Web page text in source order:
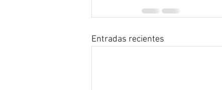
Entradas recientes